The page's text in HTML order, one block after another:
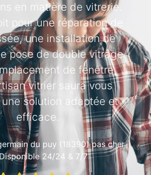
en matière de vitrerie.
pour une réparation de
une installation de
pose de double vitrage
de fenêtre,
vitrier saura vous
solution adaptée et
efficace.
du puy (18390) pas cher
24/24 & 7/7